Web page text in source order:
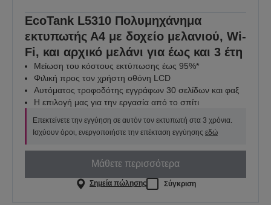
EcoTank L5310 Πολυμηχάνημα
εκτυπωτής Α4 με δοχείο μελανιού, Wi-
Fi, και αρχικό μελάνι για έως και 3 έτη
Μείωση του κόστους εκτύπωσης έως 95%*
Φιλική προς τον χρήστη οθόνη LCD
Αυτόματος τροφοδότης εγγράφων 30 σελίδων και φαξ
Η επιλογή μας για την εργασία από το σπίτι
Επεκτείνετε την εγγύηση σε αυτόν τον εκτυπωτή στα 3 χρόνια.
Ισχύουν όροι, ενεργοποιήστε την επέκταση εγγύησης εδώ
Μάθετε περισσότερα
Σημεία πώλησης Σύγκριση